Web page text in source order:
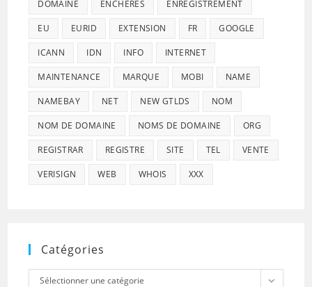
DOMAINE ENCHÈRES ENREGISTREMENT
EU EURID EXTENSION FR GOOGLE
ICANN IDN INFO INTERNET
MAINTENANCE MARQUE MOBI NAME
NAMEBAY NET NEW GTLDS NOM
NOM DE DOMAINE NOMS DE DOMAINE ORG
REGISTRAR REGISTRE SITE TEL VENTE
VERISIGN WEB WHOIS XXX
Catégories
Catégories
Sélectionner une catégorie